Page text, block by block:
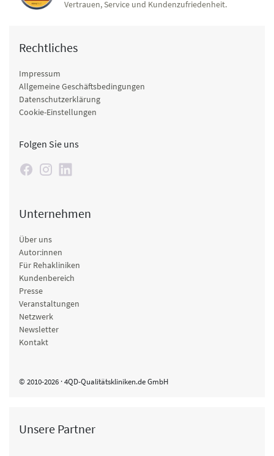
Vertrauen, Service und Kundenzufriedenheit.
Rechtliches
Impressum
Allgemeine Geschäftsbedingungen
Datenschutzerklärung
Cookie-Einstellungen
Folgen Sie uns
Unternehmen
Über uns
Autor:innen
Für Rehakliniken
Kundenbereich
Presse
Veranstaltungen
Netzwerk
Newsletter
Kontakt
© 2010-2026 · 4QD-Qualitätskliniken.de GmbH
Unsere Partner